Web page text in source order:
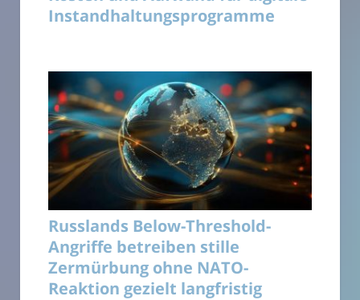
Instandhaltungsprogramme
Russlands Below-Threshold-
Angriffe betreiben stille
Zermürbung ohne NATO-
Reaktion gezielt langfristig